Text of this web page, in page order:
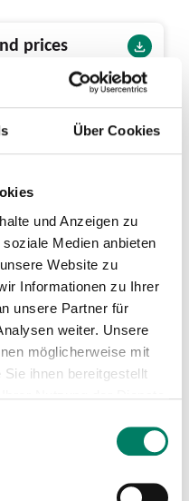
Über Cookies
und Anzeigen zu
Medien anbieten
Website zu
Informationen zu Ihrer
unsere Partner für
weiter. Unsere
möglicherweise mit
ihnen bereitgestellt
prices
Volksgarten